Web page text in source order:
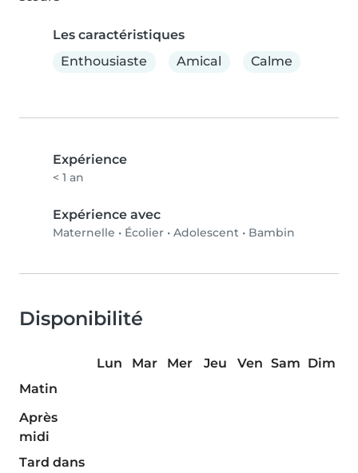
Les caractéristiques
Enthousiaste
Amical Calme
Expérience
< 1 an
Expérience avec
Maternelle • Écolier • Adolescent • Bambin
Disponibilité
Lun Mar Mer Jeu Ven Sam Dim
Matin
Après
midi
Tard dans